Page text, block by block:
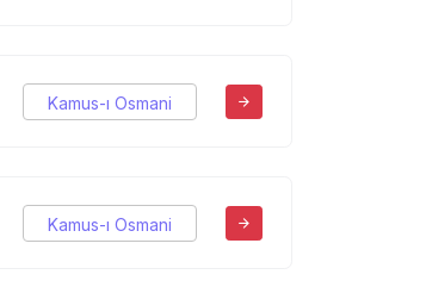
Kamus-ı Osmani
Kamus-ı Osmani